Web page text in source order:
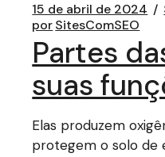
15 de abril de 2024
porSitesComSEO
Partes
suas
Elas produzem
protegem o solo de